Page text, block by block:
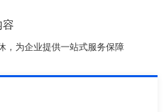
容
，为企业提供一站式服务保障